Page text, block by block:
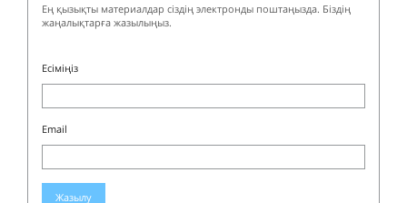
Ең қызықты материалдар сіздің электронды поштаңызда. Біздің
жаңалықтарға жазылыңыз.
Есіміңіз
Email
Жазылу